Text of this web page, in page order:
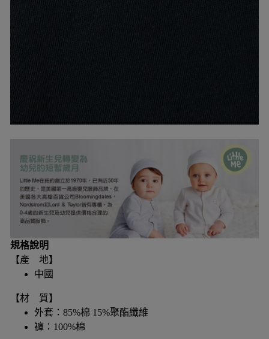
規格說明
【產 地】
中國
【材 質】
外套：85%棉 15%聚酯纖維
褲：100%棉